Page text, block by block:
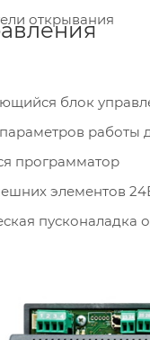
открывания
блок
программатор
элементов
пусконаладка